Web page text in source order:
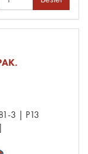
3 | P13